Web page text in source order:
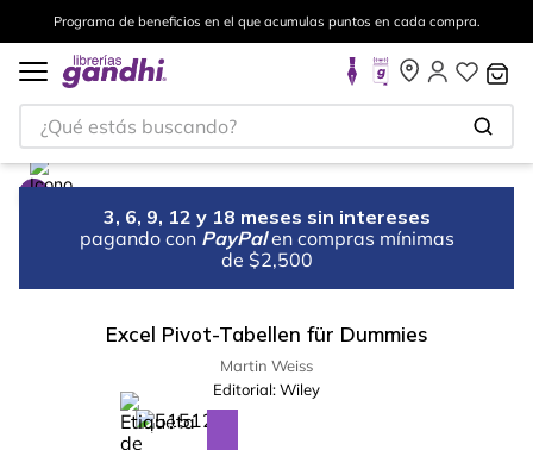
Programa de beneficios en el que acumulas puntos en cada compra.
¿Qué estás buscando?
3, 6, 9, 12 y 18 meses sin intereses
pagando con PayPal en compras mínimas
de $2,500
Excel Pivot-Tabellen für Dummies
Martin Weiss
Editorial:Wiley
-28%